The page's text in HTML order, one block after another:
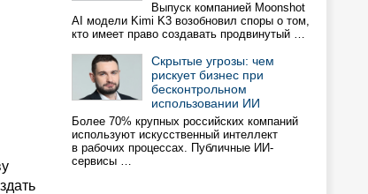
Выпуск компанией Moonshot
AI модели Kimi K3 возобновил споры о том,
кто имеет право создавать продвинутый …
Скрытые угрозы: чем
рискует бизнес при
бесконтрольном
использовании ИИ
Более 70% крупных российских компаний
используют искусственный интеллект
в рабочих процессах. Публичные ИИ-
сервисы …